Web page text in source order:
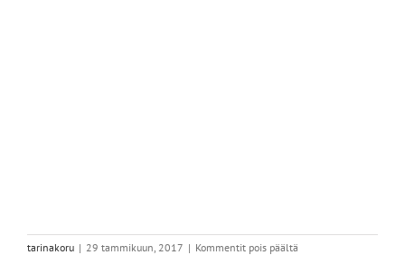
tarinakoru | 29 tammikuun, 2017 | Kommentit pois päältä